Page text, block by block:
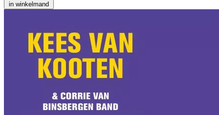
in winkelmand